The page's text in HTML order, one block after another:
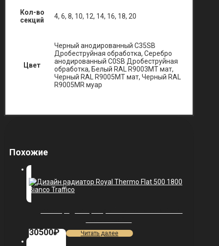
Кол-во
секций
4, 6, 8, 10, 12, 14, 16, 18, 20
Цвет
Черный анодированный C35SB
Дробеструйная обработка, Серебро
анодированный C0SB Дробеструйная
обработка, Белый RAL R9003MT мат,
Черный RAL R9005MT мат, Черный RAL
R9005MR муар
Похожие
30500₽ Читать далее